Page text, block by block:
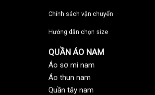
Chính sách vận chuyển
Hướng dẫn chọn size
QUẦN ÁO NAM
Áo sơ mi nam
Áo thun nam
Quần tây nam